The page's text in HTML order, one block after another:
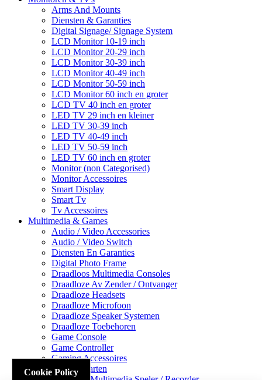
Arms And Mounts
Diensten & Garanties
Digital Signage/ Signage System
LCD Monitor 10-19 inch
LCD Monitor 20-29 inch
LCD Monitor 30-39 inch
LCD Monitor 40-49 inch
LCD Monitor 50-59 inch
LCD Monitor 60 inch en groter
LCD TV 40 inch en groter
LED TV 29 inch en kleiner
LED TV 30-39 inch
LED TV 40-49 inch
LED TV 50-59 inch
LED TV 60 inch en groter
Monitor (non Categorised)
Monitor Accessoires
Smart Display
Smart Tv
Tv Accessoires
Multimedia & Games
Audio / Video Accessories
Audio / Video Switch
Diensten En Garanties
Digital Photo Frame
Draadloos Multimedia Consoles
Draadloze Av Zender / Ontvanger
Draadloze Headsets
Draadloze Microfoon
Draadloze Speaker Systemen
Draadloze Toebehoren
Game Console
Game Controller
Gaming Accessoires
Geluidskaarten
Cookie Policy